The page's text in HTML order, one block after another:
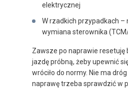
elektrycznej
W rzadkich przypadkach –
wymiana sterownika
Zawsze po naprawie resetuję
jazdę próbną, żeby upewnić
wróciło do normy. Nie ma
naprawę trzeba sprawdzić w